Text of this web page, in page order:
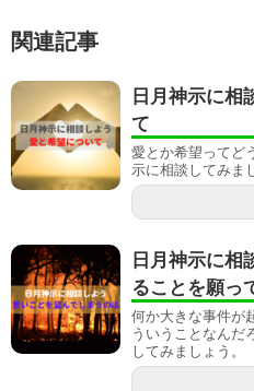
関連記事
日月神示に相
て
愛とか希望ってど
示に相談してみま
日月神示に相
ることを願っ
何か大きな事件が
ういうことなんだ
してみましょう。